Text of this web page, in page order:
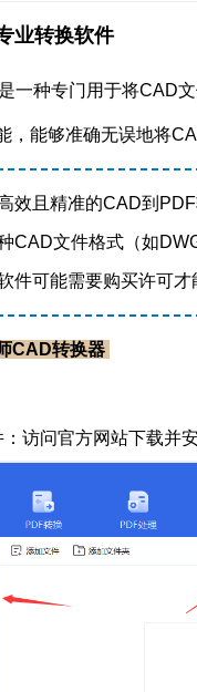
业转换软件
一种专门用于将CAD
，能够准确无误地将
效且精准的CAD到
CAD文件格式（如
件可能需要购买许可才
CAD转换器
访问官方网站下载并